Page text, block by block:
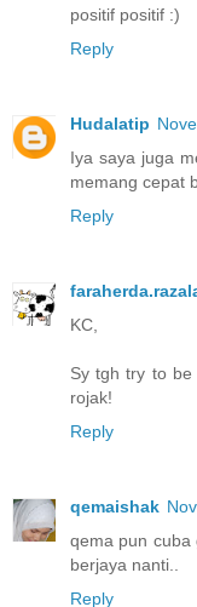
positif positif :)
Reply
Hudalatip
Iya saya juga
memang cepat
Reply
KC,
Sy tgh try to be
rojak!
Reply
qemaishak
qema pun cuba
berjaya nanti..
Reply